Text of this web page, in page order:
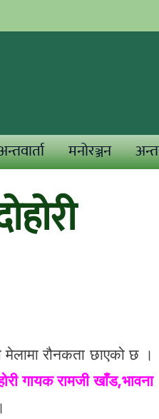
मनोरञ्जन
रौनकता छाएको छ ।
गायक रामजी खाँड,भावना